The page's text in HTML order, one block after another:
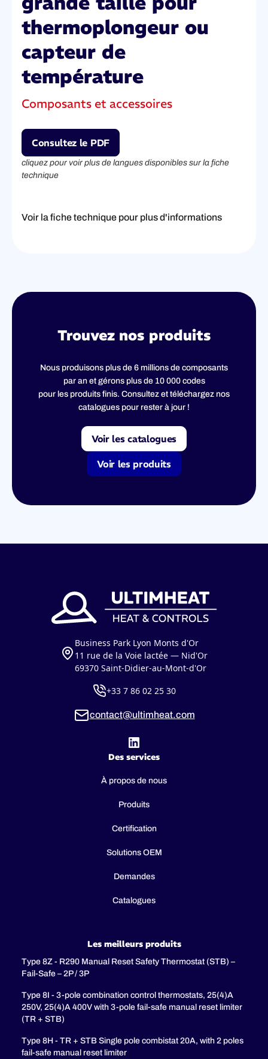
thermoplongeur ou
capteur de
température
Composants et accessoires
Consultez le PDF
cliquez pour voir plus de langues disponibles sur la fiche
technique
Voir la fiche technique pour plus d'informations
Trouvez nos produits
Nous produisons plus de 6 millions de composants
par an et gérons plus de 10 000 codes
pour les produits finis. Consultez et téléchargez nos
catalogues pour rester à jour !
Voir les catalogues
Voir les produits
Business Park Lyon Monts d'Or
11 rue de la Voie lactée — Nid'Or
69370 Saint-Didier-au-Mont-d'Or
+33 7 86 02 25 30
contact@ultimheat.com
Des services
À propos de nous
Produits
Certification
Solutions OEM
Demandes
Catalogues
Les meilleurs produits
Type 8Z - R290 Manual Reset Safety Thermostat (STB) –
Fail-Safe – 2P / 3P
Type 8I - 3-pole combination control thermostats, 25(4)A
250V, 25(4)A 400V with 3-pole fail-safe manual reset limiter
(TR + STB)
Type 8H - TR + STB Single pole combistat 20A, with 2 poles
fail-safe manual reset limiter